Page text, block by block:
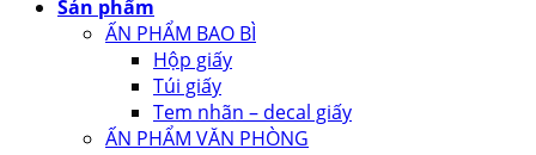
Sản phẩm
ẤN PHẨM BAO BÌ
Hộp giấy
Túi giấy
Tem nhãn – decal giấy
ẤN PHẨM VĂN PHÒNG